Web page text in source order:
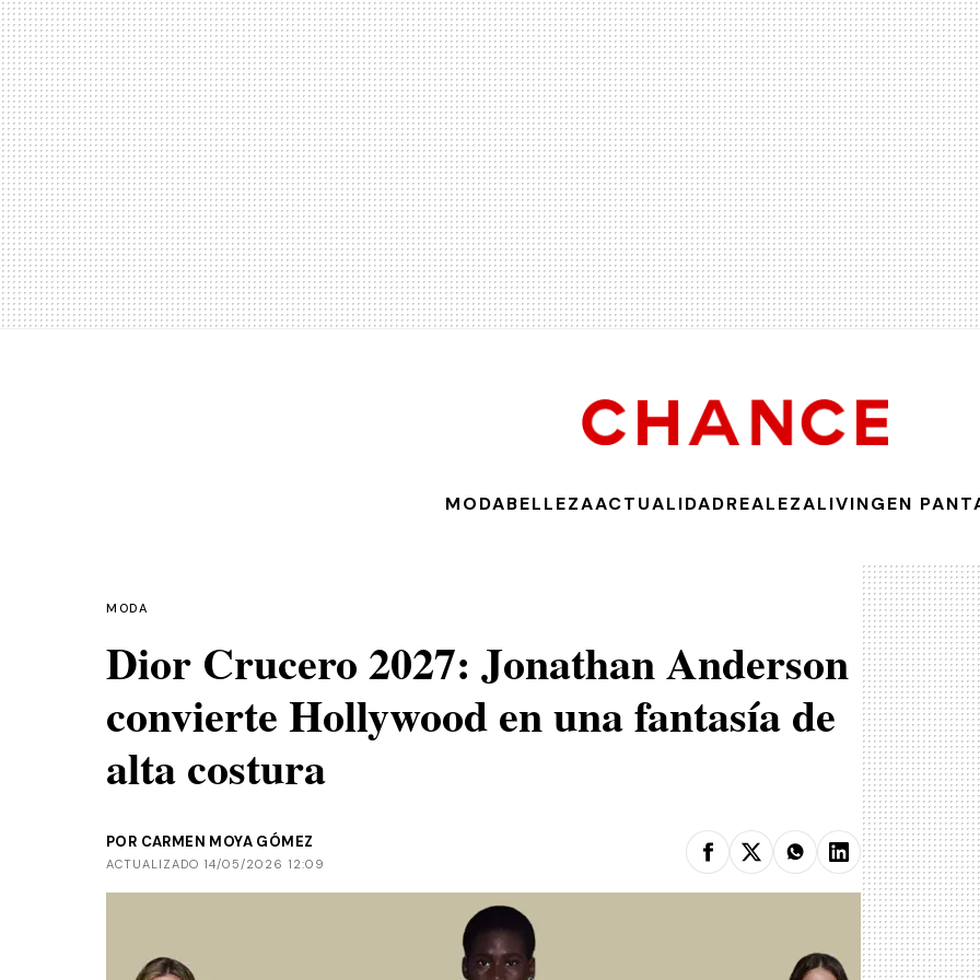
MODABELLEZAACTUALIDADREALEZALIVINGEN
MODA
Dior Crucero 2027: Jonathan Anderson
convierte Hollywood en una fantasía de
alta costura
POR CARMEN MOYA GÓMEZ
ACTUALIZADO 14/05/2026 12:09